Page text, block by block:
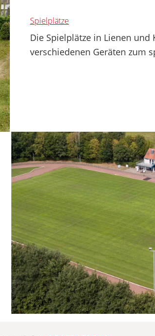
Spielplätze
Die Spielplätze in Lienen
verschiedenen Geräten zum